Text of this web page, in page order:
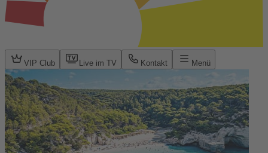
VIP Club Live im TV Kontakt Menü